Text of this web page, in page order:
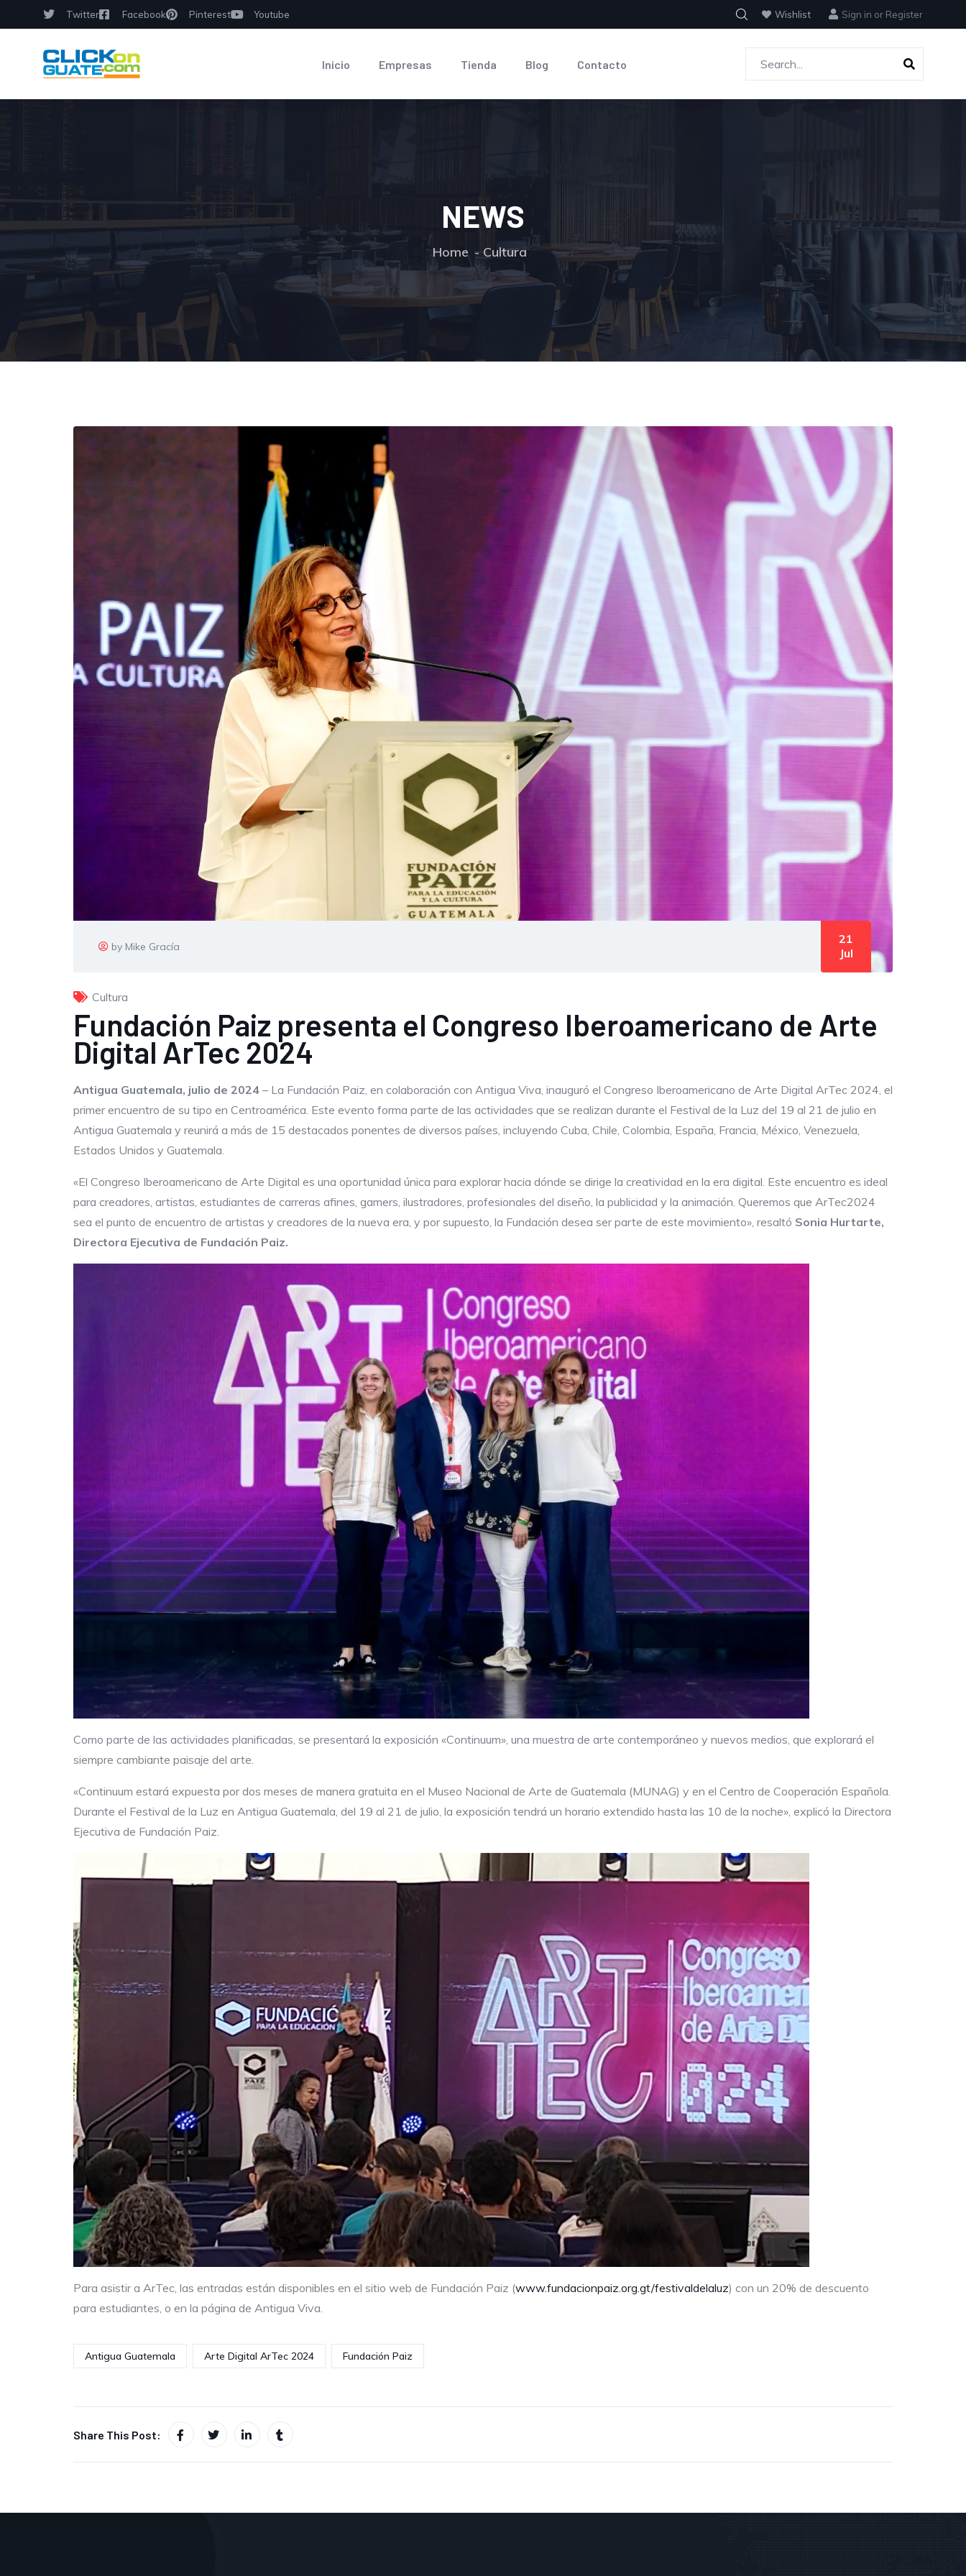
Twitter Facebook Pinterest Youtube Wishlist Sign in or Register
Inicio Empresas Tienda Blog Contacto
NEWS
Home Cultura
by Mike Gracía
21
Jul
Cultura
Fundación Paiz presenta el Congreso Iberoamericano de Arte
Digital ArTec 2024
Antigua Guatemala, julio de 2024 – La Fundación Paiz, en colaboración con Antigua Viva, inauguró el Congreso Iberoamericano de Arte Digital ArTec 2024, el
primer encuentro de su tipo en Centroamérica. Este evento forma parte de las actividades que se realizan durante el Festival de la Luz del 19 al 21 de julio en
Antigua Guatemala y reunirá a más de 15 destacados ponentes de diversos países, incluyendo Cuba, Chile, Colombia, España, Francia, México, Venezuela,
Estados Unidos y Guatemala.
«El Congreso Iberoamericano de Arte Digital es una oportunidad única para explorar hacia dónde se dirige la creatividad en la era digital. Este encuentro es ideal
para creadores, artistas, estudiantes de carreras afines, gamers, ilustradores, profesionales del diseño, la publicidad y la animación. Queremos que ArTec2024
sea el punto de encuentro de artistas y creadores de la nueva era, y por supuesto, la Fundación desea ser parte de este movimiento», resaltó Sonia Hurtarte,
Directora Ejecutiva de Fundación Paiz.
Como parte de las actividades planificadas, se presentará la exposición «Continuum», una muestra de arte contemporáneo y nuevos medios, que explorará el
siempre cambiante paisaje del arte.
«Continuum estará expuesta por dos meses de manera gratuita en el Museo Nacional de Arte de Guatemala (MUNAG) y en el Centro de Cooperación Española.
Durante el Festival de la Luz en Antigua Guatemala, del 19 al 21 de julio, la exposición tendrá un horario extendido hasta las 10 de la noche», explicó la Directora
Ejecutiva de Fundación Paiz.
Para asistir a ArTec, las entradas están disponibles en el sitio web de Fundación Paiz (www.fundacionpaiz.org.gt/festivaldelaluz) con un 20% de descuento
para estudiantes, o en la página de Antigua Viva.
Antigua Guatemala Arte Digital ArTec 2024 Fundación Paiz
Share This Post: